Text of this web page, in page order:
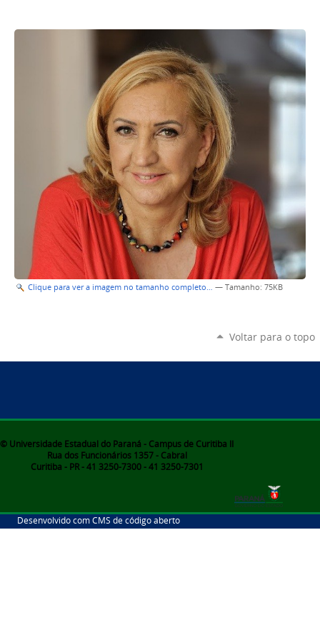
Clique para ver a imagem no tamanho completo… — Tamanho: 75KB
Voltar para o topo
© Universidade Estadual do Paraná - Campus de Curitiba II
Rua dos Funcionários 1357 - Cabral
Curitiba - PR - 41 3250-7300 - 41 3250-7301
Desenvolvido com CMS de código aberto